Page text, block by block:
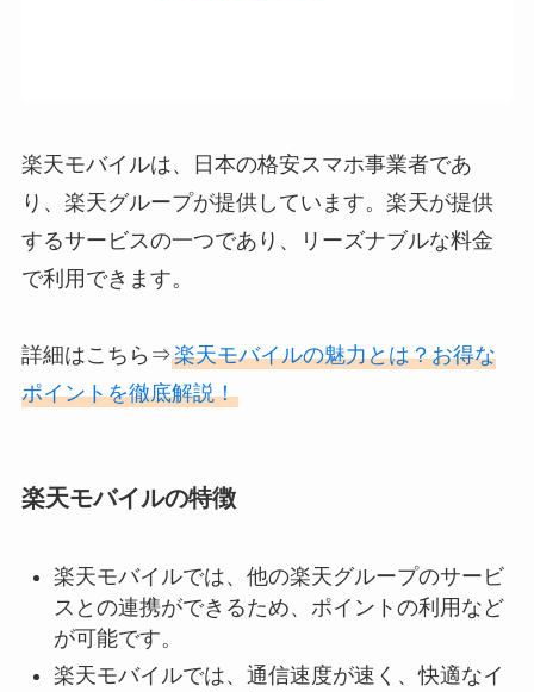
楽天モバイルは、日本の格安スマホ事業者であ
り、楽天グループが提供しています。楽天が提供
するサービスの一つであり、リーズナブルな料金
で利用できます。
詳細はこちら⇒楽天モバイルの魅力とは？お得な
ポイントを徹底解説！
楽天モバイルの特徴
楽天モバイルでは、他の楽天グループのサービ
スとの連携ができるため、ポイントの利用など
が可能です。
楽天モバイルでは、通信速度が速く、快適なイ